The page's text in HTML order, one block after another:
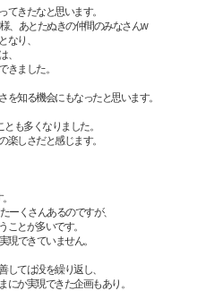
きたなと思います。
、あとたぬきの仲間のみなさんw
り、
きました。
知る機会にもなったと思います。
も多くなりました。
しさだと感じます。
ーくさんあるのですが、
とが多いです。
現できていません。
ては没を繰り返し、
にか実現できた企画もあり。